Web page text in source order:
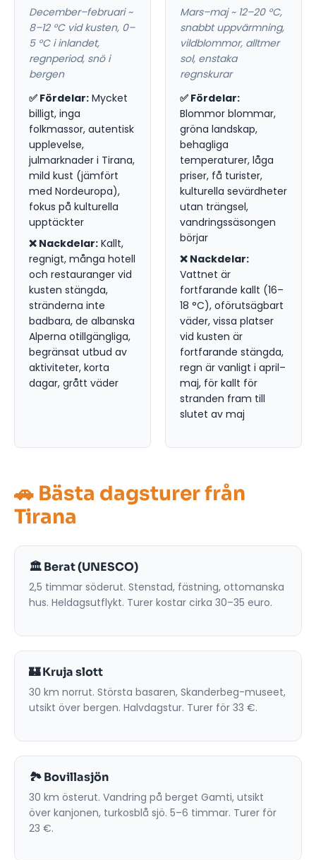
December–februari ~
8–12 °C vid kusten, 0–
5 °C i inlandet,
regnperiod, snö i
bergen
✅ Fördelar: Mycket
billigt, inga
folkmassor, autentisk
upplevelse,
julmarknader i Tirana,
mild kust (jämfört
med Nordeuropa),
fokus på kulturella
upptäckter
❌ Nackdelar: Kallt,
regnigt, många hotell
och restauranger vid
kusten stängda,
stränderna inte
badbara, de albanska
Alperna otillgängliga,
begränsat utbud av
aktiviteter, korta
dagar, grått väder
Mars–maj ~ 12–20 °C,
snabbt uppvärmning,
vildblommor, alltmer
sol, enstaka
regnskurar
✅ Fördelar:
Blommor blommar,
gröna landskap,
behagliga
temperaturer, låga
priser, få turister,
kulturella sevärdheter
utan trängsel,
vandringssäsongen
börjar
❌ Nackdelar:
Vattnet är
fortfarande kallt (16–
18 °C), oförutsägbart
väder, vissa platser
vid kusten är
fortfarande stängda,
regn är vanligt i april–
maj, för kallt för
stranden fram till
slutet av maj
🚗 Bästa dagsturer från
Tirana
🏛️ Berat (UNESCO)
2,5 timmar söderut. Stenstad, fästning, ottomanska
hus. Heldagsutflykt. Turer kostar cirka 30–35 euro.
🏰 Kruja slott
30 km norrut. Största basaren, Skanderbeg-museet,
utsikt över bergen. Halvdagstur. Turer för 33 €.
🏞️ Bovillasjön
30 km österut. Vandring på berget Gamti, utsikt
över kanjonen, turkosblå sjö. 5–6 timmar. Turer för
23 €.